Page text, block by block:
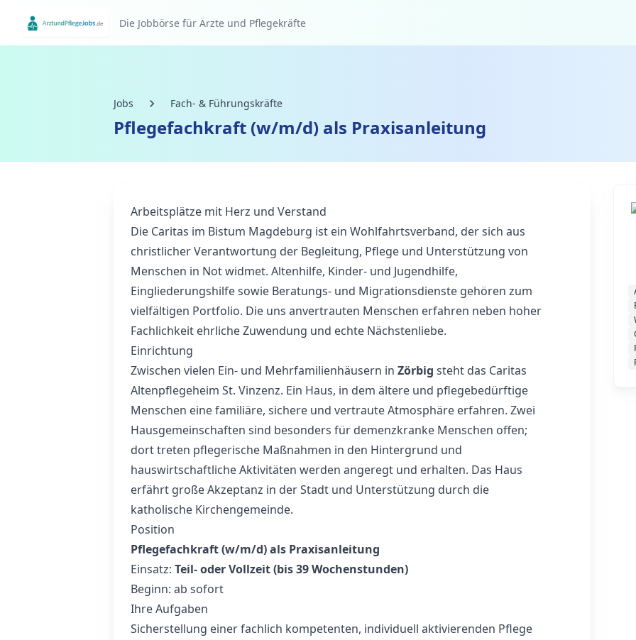
Die Jobbörse für Ärzte und Pflegekräfte
Jobs Fach- & Führungskräfte
Pflegefachkraft (w/m/d) als Praxisanleitung
Arbeitsplätze mit Herz und Verstand
Die Caritas im Bistum Magdeburg ist ein Wohlfahrtsverband, der sich aus
christlicher Verantwortung der Begleitung, Pflege und Unterstützung von
Menschen in Not widmet. Altenhilfe, Kinder- und Jugendhilfe,
Eingliederungshilfe sowie Beratungs‑ und Migrationsdienste gehören zum
vielfältigen Portfolio. Die uns anvertrauten Menschen erfahren neben hoher
Fachlichkeit ehrliche Zuwendung und echte Nächstenliebe.
Einrichtung
Zwischen vielen Ein‑ und Mehrfamilienhäusern in Zörbig steht das Caritas
Altenpflegeheim St. Vinzenz. Ein Haus, in dem ältere und pflegebedürftige
Menschen eine familiäre, sichere und vertraute Atmosphäre erfahren. Zwei
Hausgemeinschaften sind besonders für demenzkranke Menschen offen;
dort treten pflegerische Maßnahmen in den Hintergrund und
hauswirtschaftliche Aktivitäten werden angeregt und erhalten. Das Haus
erfährt große Akzeptanz in der Stadt und Unterstützung durch die
katholische Kirchengemeinde.
Position
Pflegefachkraft (w/m/d) als Praxisanleitung
Einsatz: Teil- oder Vollzeit (bis 39 Wochenstunden)
Beginn: ab sofort
Ihre Aufgaben
Sicherstellung einer fachlich kompetenten, individuell aktivierenden Pflege